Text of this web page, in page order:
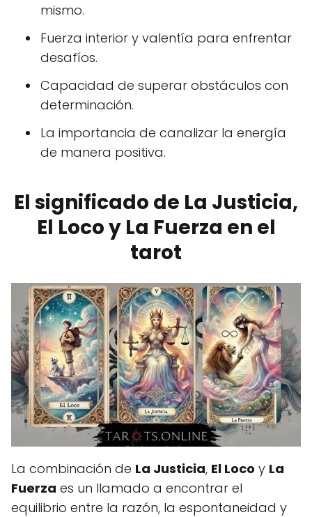
mismo.
Fuerza interior y valentía para enfrentar
desafíos.
Capacidad de superar obstáculos con
determinación.
La importancia de canalizar la energía
de manera positiva.
El significado de La Justicia,
El Loco y La Fuerza en el
tarot
La combinación de La Justicia, El Loco y La
Fuerza es un llamado a encontrar el
equilibrio entre la razón, la espontaneidad y